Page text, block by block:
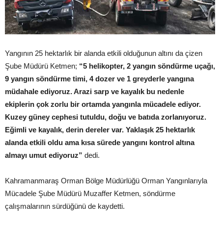
Yangının 25 hektarlık bir alanda etkili olduğunun altını da çizen
Şube Müdürü Ketmen; “5 helikopter, 2 yangın söndürme uçağı,
9 yangın söndürme timi, 4 dozer ve 1 greyderle yangına
müdahale ediyoruz. Arazi sarp ve kayalık bu nedenle
ekiplerin çok zorlu bir ortamda yangınla mücadele ediyor.
Kuzey güney cephesi tutuldu, doğu ve batıda zorlanıyoruz.
Eğimli ve kayalık, derin dereler var. Yaklaşık 25 hektarlık
alanda etkili oldu ama kısa sürede yangını kontrol altına
almayı umut ediyoruz” dedi.
Kahramanmaraş Orman Bölge Müdürlüğü Orman Yangınlarıyla
Mücadele Şube Müdürü Muzaffer Ketmen, söndürme
çalışmalarının sürdüğünü de kaydetti.